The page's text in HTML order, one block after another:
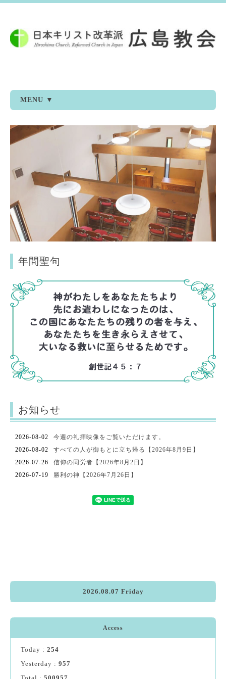
MENU ▼
年間聖句
お知らせ
2026-08-02
今週の礼拝映像をご覧いただけます。
2026-08-02
すべての人が御もとに立ち帰る【2026年8月9日】
2026-07-26
信仰の同労者【2026年8月2日】
2026-07-19
勝利の神【2026年7月26日】
2026.08.07 Friday
Access
Today : 254
Yesterday : 957